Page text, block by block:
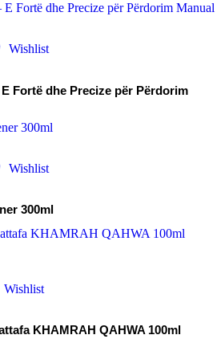
Wishlist
Fortë dhe Precize për Përdorim
Wishlist
300ml
Wishlist
KHAMRAH QAHWA 100ml